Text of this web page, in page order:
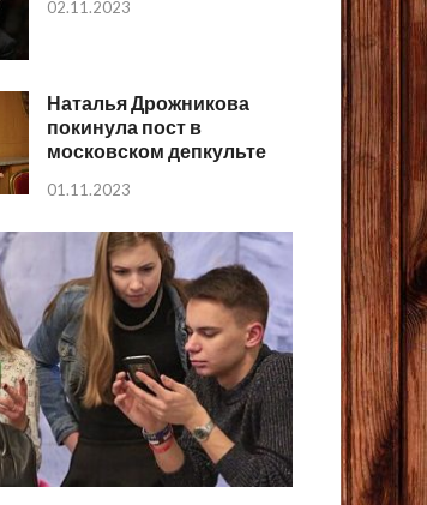
02.11.2023
Наталья Дрожникова
покинула пост в
московском депкульте
01.11.2023